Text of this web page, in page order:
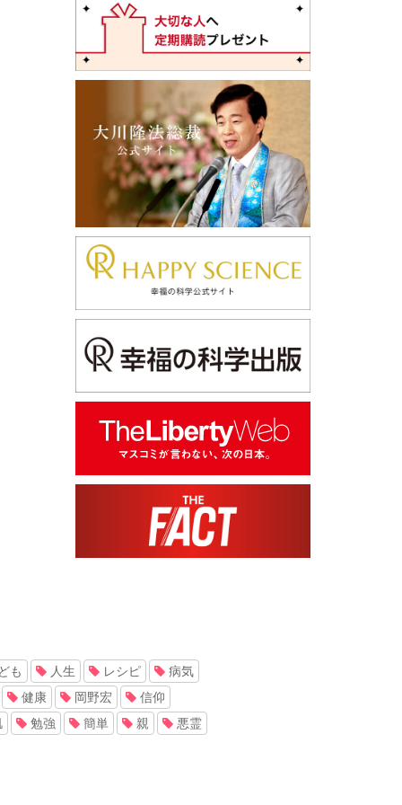
も 人生 レシピ
病気
健康
岡野宏
信仰
勉強 簡単 親 悪霊